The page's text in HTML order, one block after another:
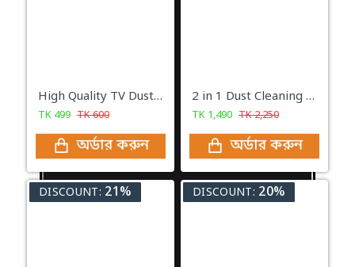
High Quality TV Dust Cover
TK 499 TK600
অর্ডার করুন
2 in 1 Dust Cleaning Electric Blower Machine
TK 1,490 TK2,250
অর্ডার করুন
DISCOUNT: 21% DISCOUNT: 20%